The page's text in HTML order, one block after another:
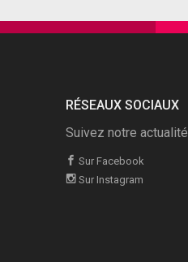
RÉSEAUX SOCIAUX
Suivez notre actualité
Sur Facebook
Sur Instagram